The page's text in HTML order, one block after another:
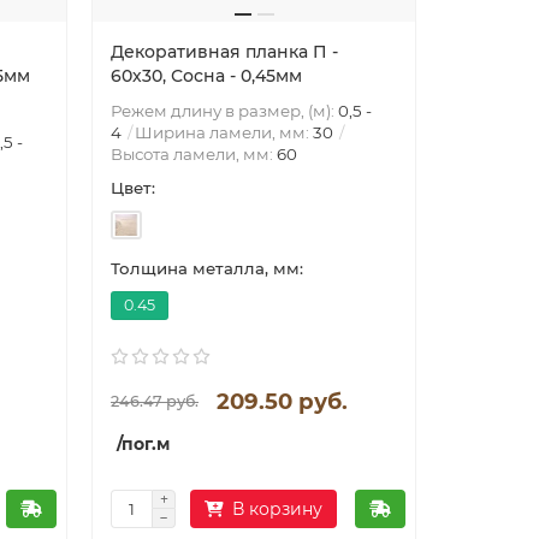
-
Декоративная планка П -
60х30, Сосна - 0,45мм
Режем длину в размер, (м): 0,5 -
4
Ширина ламели, мм: 30
Высота ламели, мм: 60
Цвет:
Толщина металла, мм:
0.45
246.47 руб. 209.50 руб.
/пог.м
В корзину